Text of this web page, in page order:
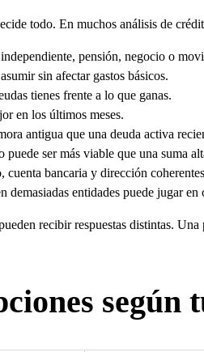
todo. En muchos análisis de
pensión, negocio o
sin afectar gastos básicos.
tienes frente a lo que ganas.
en los últimos meses.
antigua que una deuda activa
puede ser más viable que una suma
cuenta bancaria y dirección
demasiadas entidades puede jugar en
recibir respuestas distintas.
según